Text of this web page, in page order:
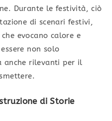
Durante le festività, ciò
di scenari festivi,
evocano calore e
non solo
anche rilevanti per il
di Storie